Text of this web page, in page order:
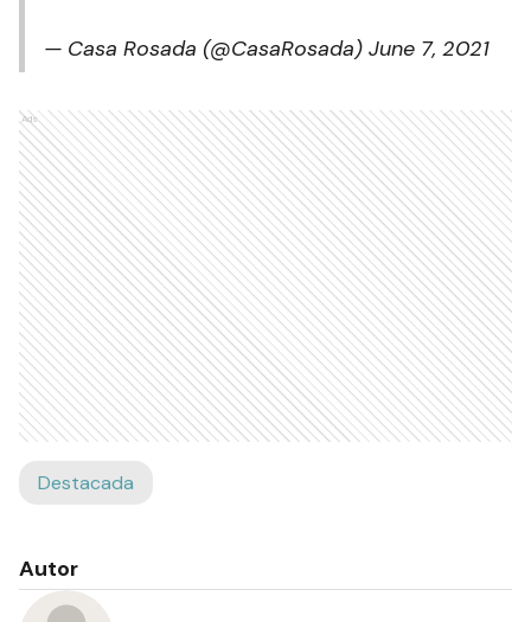
— Casa Rosada (@CasaRosada) June 7, 2021
Ads
Destacada
Autor